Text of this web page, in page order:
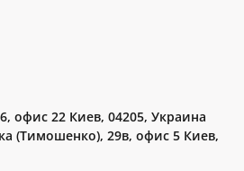
офис 22 Киев, 04205, Украина
(Тимошенко), 29в, офис 5 Киев,